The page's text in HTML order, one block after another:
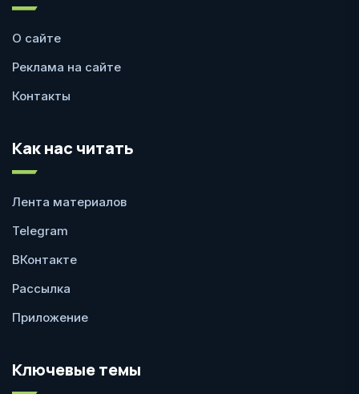
О сайте
Реклама на сайте
Контакты
Как нас читать
Лента материалов
Telegram
ВКонтакте
Рассылка
Приложение
Ключевые темы